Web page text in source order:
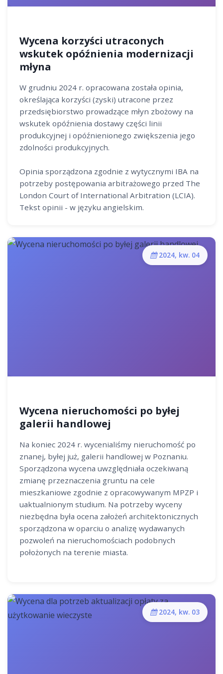
Wycena korzyści utraconych
wskutek opóźnienia modernizacji
młyna
W grudniu 2024 r. opracowana została opinia,
określająca korzyści (zyski) utracone przez
przedsiębiorstwo prowadzące młyn zbożowy na
wskutek opóźnienia dostawy części linii
produkcyjnej i opóźnienionego zwiększenia jego
zdolności produkcyjnych.
Opinia sporządzona zgodnie z wytycznymi IBA na
potrzeby postępowania arbitrażowego przed The
London Court of International Arbitration (LCIA).
Tekst opinii - w języku angielskim.
2024, kw. 04
Wycena nieruchomości po byłej
galerii handlowej
Na koniec 2024 r. wycenialiśmy nieruchomość po
znanej, byłej już, galerii handlowej w Poznaniu.
Sporządzona wycena uwzględniała oczekiwaną
zmianę przeznaczenia gruntu na cele
mieszkaniowe zgodnie z opracowywanym MPZP i
uaktualnionym studium. Na potrzeby wyceny
niezbędna była ocena założeń architektonicznych
sporządzona w oparciu o analizę wydawanych
pozwoleń na nieruchomościach podobnych
położonych na terenie miasta.
2024, kw. 03